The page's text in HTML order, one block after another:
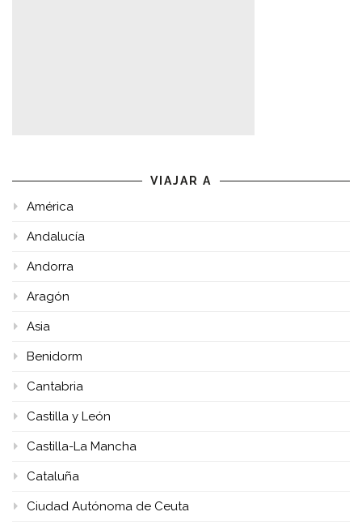
VIAJAR A
América
Andalucía
Andorra
Aragón
Asia
Benidorm
Cantabria
Castilla y León
Castilla-La Mancha
Cataluña
Ciudad Autónoma de Ceuta